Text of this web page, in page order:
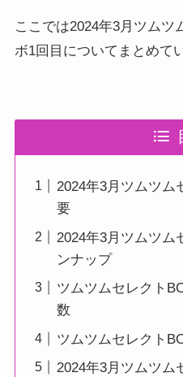
ここでは2024年3月ツムツ
ボ1回目についてまとめて
2024年3月ツムツム
要
2024年3月ツムツム
ンナップ
ツムツムセレクト
数
ツムツムセレクト
2024年3月ツムツム